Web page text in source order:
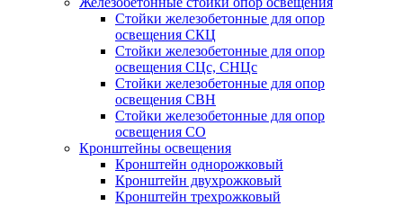
Стойки железобетонные для опор
освещения СКЦ
Стойки железобетонные для опор
освещения СЦс, СНЦс
Стойки железобетонные для опор
освещения СВН
Стойки железобетонные для опор
освещения СО
Кронштейны освещения
Кронштейн однорожковый
Кронштейн двухрожковый
Кронштейн трехрожковый